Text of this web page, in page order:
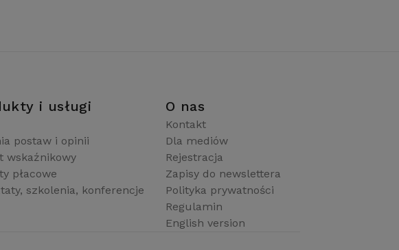
i usługi
postaw i opinii
wskaźnikowy
płacowe
szkolenia, konferencje
O nas
Kontakt
Dla mediów
Rejestracja
Zapisy do newslettera
Polityka prywatności
Regulamin
English version